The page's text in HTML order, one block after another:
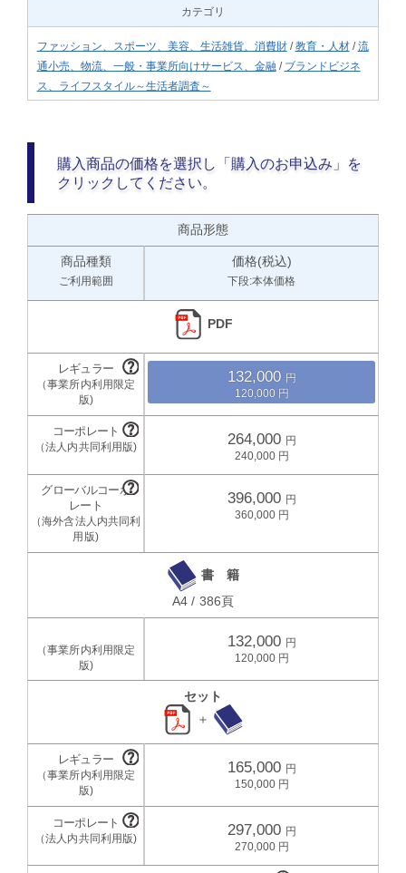
カテゴリ
ファッション、スポーツ、美容、生活雑貨、消費財/教育・人材/流
通小売、物流、一般・事業所向けサービス、金融 / ブランドビジネ
ス、ライフスタイル～生活者調査～
購入商品の価格を選択し「購入のお申込み」を
クリックしてください。
商品形態
商品種類
ご利用範囲
価格(税込)
下段:本体価格
PDF
132,000
120,000
264,000
240,000
396,000
360,000
書 籍
A4 / 386頁
132,000
120,000
セット
＋
165,000
150,000
297,000
270,000